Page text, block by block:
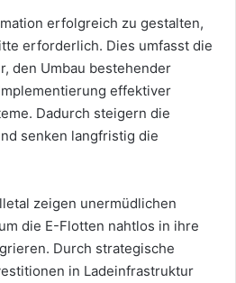
erfolgreich zu gestalten,
erforderlich. Dies umfasst die
den Umbau bestehender
effektiver
Dadurch steigern die
senken langfristig die
zeigen unermüdlichen
die E-Flotten nahtlos in ihre
Durch strategische
in Ladeinfrastruktur